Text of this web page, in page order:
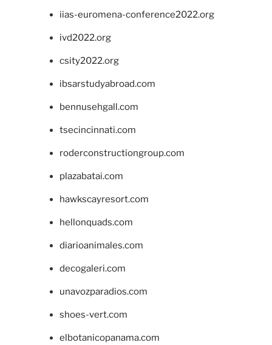
iias-euromena-conference2022.org
ivd2022.org
csity2022.org
ibsarstudyabroad.com
bennusehgall.com
tsecincinnati.com
roderconstructiongroup.com
plazabatai.com
hawkscayresort.com
hellonquads.com
diarioanimales.com
decogaleri.com
unavozparadios.com
shoes-vert.com
elbotanicopanama.com